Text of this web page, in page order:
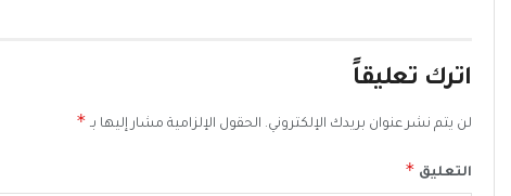
اترك تعليقاً
لن يتم نشر عنوان بريدك الإلكتروني. الحقول الإلزامية مشار إليها بـ *
التعليق *